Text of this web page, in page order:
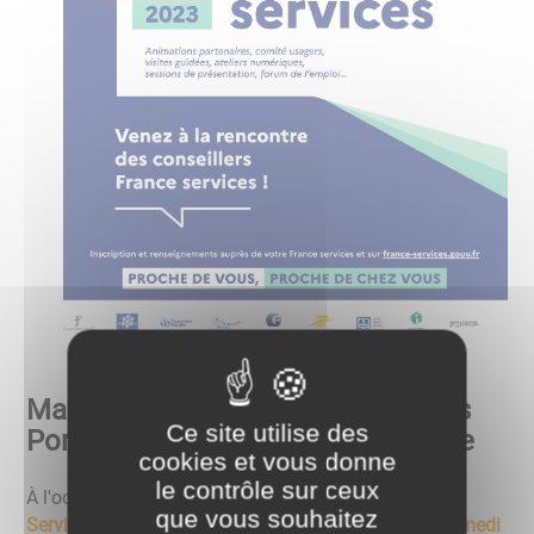
Maison France Services - Journées
Portes ouvertes du 2 au 14 octobre
À l'occasion, desjournées Portes ouvertes France
Services
qui se déroulerontdu lundi 2 octobre au samedi
Ce site utilise des
cookies et vous donne
le contrôle sur ceux
que vous souhaitez